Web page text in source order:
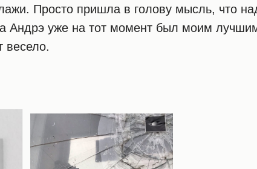
Просто пришла в голову мысль, что
Андрэ уже на тот момент был моим
весело.